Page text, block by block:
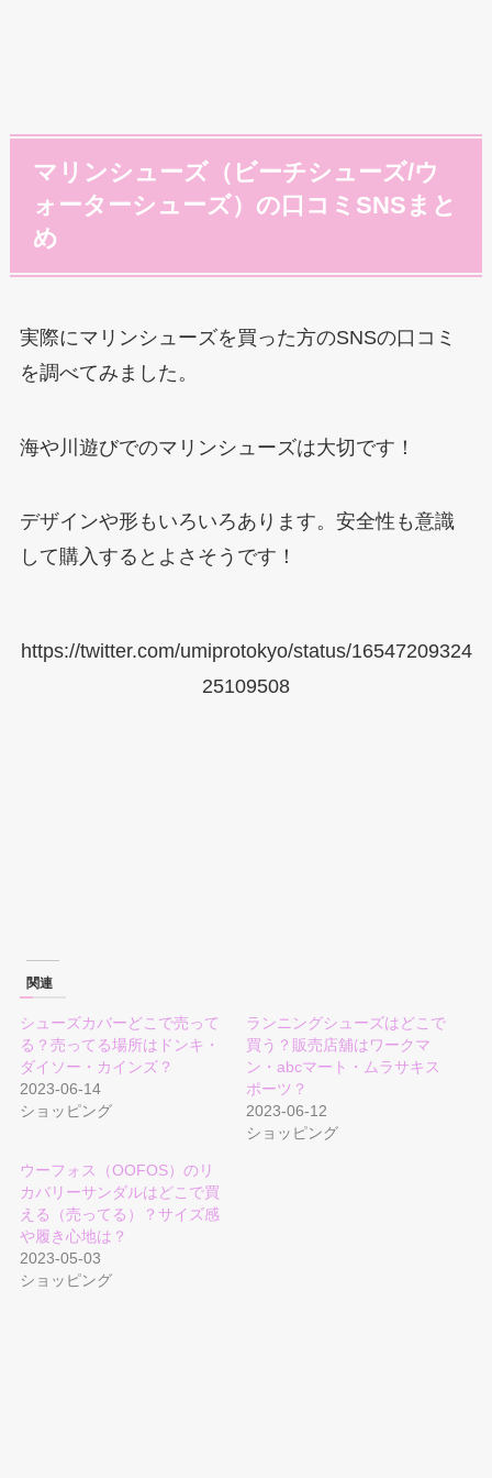
マリンシューズ（ビーチシューズ/ウ
ォーターシューズ）の口コミSNSまと
め
実際にマリンシューズを買った方のSNSの口コミ
を調べてみました。
海や川遊びでのマリンシューズは大切です！
デザインや形もいろいろあります。安全性も意識
して購入するとよさそうです！
https://twitter.com/umiprotokyo/status/16547209324
25109508
関連
シューズカバーどこで売って
る？売ってる場所はドンキ・
ダイソー・カインズ？
2023-06-14
ショッピング
ランニングシューズはどこで
買う？販売店舖はワークマ
ン・abcマート・ムラサキス
ポーツ？
2023-06-12
ショッピング
ウーフォス（OOFOS）のリ
カバリーサンダルはどこで買
える（売ってる）？サイズ感
や履き心地は？
2023-05-03
ショッピング